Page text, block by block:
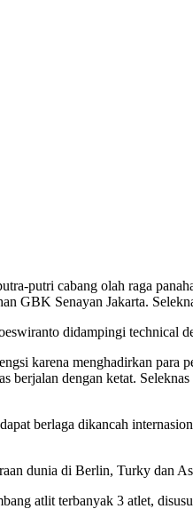
putri cabang olah raga
GBK Senayan Jakarta.
didampingi technical
karena menghadirkan
berjalan dengan ketat.
berlaga dikancah
dunia di Berlin, Turky dan
atlit terbanyak 3 atlet,